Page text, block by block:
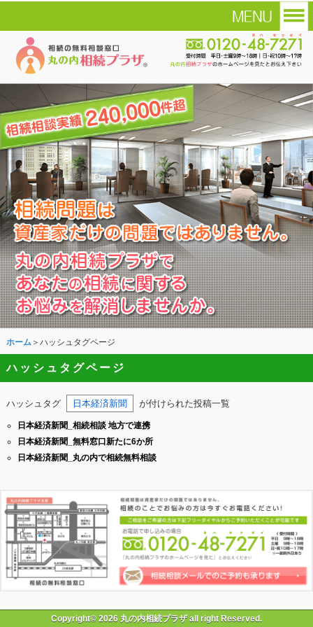
ホーム＞ハッシュタグページ
ハッシュタグページ
ハッシュタグ 日本経済新聞 が付けられた投稿一覧
日本経済新聞_相続相談 地方で連携
日本経済新聞_無料窓口新たに6か所
日本経済新聞_丸の内で相続無料相談
Copyright© 2026 丸の内相続プラザ all right Reserved.